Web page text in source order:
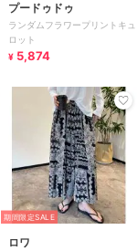
プードゥドゥ
ランダムフラワープリントキュ
ロット
¥ 5,874
期間限定SALE
ロワ